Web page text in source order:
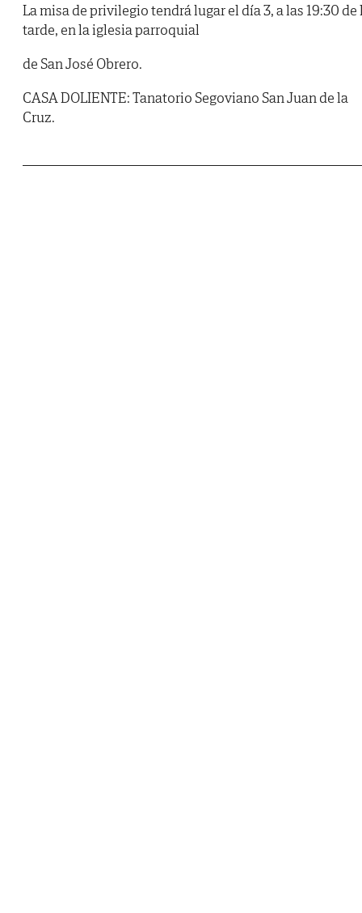
La misa de privilegio tendrá lugar el día 3, a las 19:30 de
tarde, en la iglesia parroquial
de San José Obrero.
CASA DOLIENTE: Tanatorio Segoviano San Juan de la
Cruz.